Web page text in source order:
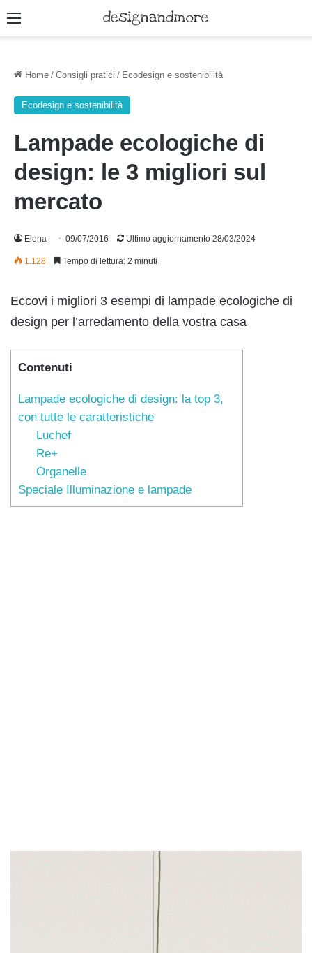
Menu
Home / Consigli pratici / Ecodesign e sostenibilità
Ecodesign e sostenibilità
Lampade ecologiche di
design: le 3 migliori sul
mercato
Elena 09/07/2016 Ultimo aggiornamento 28/03/2024
1.128 Tempo di lettura: 2 minuti
Eccovi i migliori 3 esempi di lampade ecologiche di
design per l’arredamento della vostra casa
Contenuti
Lampade ecologiche di design: la top 3,
con tutte le caratteristiche
Luchef
Re+
Organelle
Speciale Illuminazione e lampade